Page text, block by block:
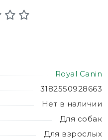
Royal Canin
3182550928663
Нет в наличии
Для собак
Для взрослых